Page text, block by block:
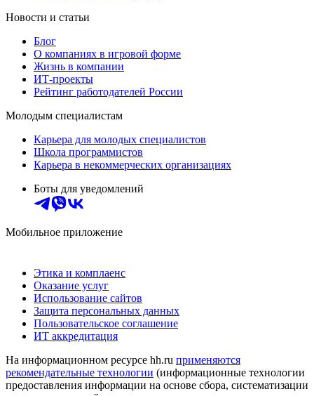
Новости и статьи
Блог
О компаниях в игровой форме
Жизнь в компании
ИТ-проекты
Рейтинг работодателей России
Молодым специалистам
Карьера для молодых специалистов
Школа программистов
Карьера в некоммерческих организациях
Боты для уведомлений
Мобильное приложение
Этика и комплаенс
Оказание услуг
Использование сайтов
Защита персональных данных
Пользовательское соглашение
ИТ аккредитация
На информационном ресурсе hh.ru применяются
рекомендательные технологии (информационные технологии
предоставления информации на основе сбора, систематизации